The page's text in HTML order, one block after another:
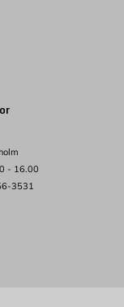
- 16.00
3531